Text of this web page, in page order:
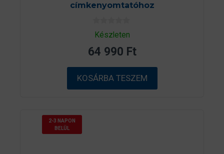
címkenyomtatóhoz
0
a
5
b
ő
l
Készleten
64 990 Ft
KOSÁRBA TESZEM
2-3 NAPON
BELÜL